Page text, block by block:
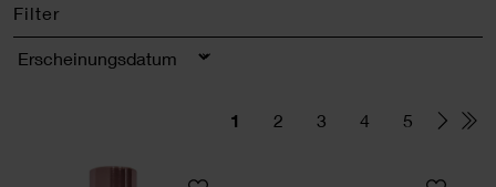
Filter
Sortierung
1 2 3 4 5
Geschenkpapier Metallic